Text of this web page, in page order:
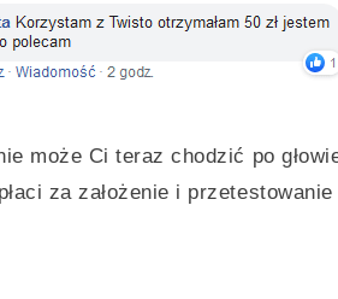
może Ci teraz chodzić po
za założenie i